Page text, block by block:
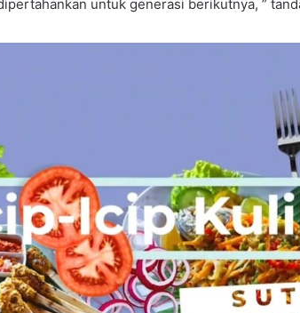
untuk generasi berikutnya, ”